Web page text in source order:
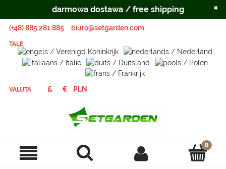
(+48) 885 281 885 biuro@setgarden.com
TALE
VALUTA
darmowa dostawa / free shipping ×